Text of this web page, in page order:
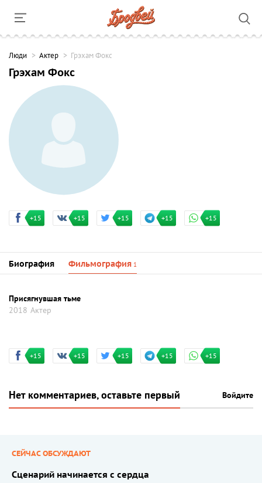
Люди Актер Грэхам Фокс
Грэхам Фокс
+15 +15 +15 +15 +15
Биография Фильмография 1
Присягнувшая тьме
2018 Актер
+15 +15 +15 +15 +15
Нет комментариев, оставьте первый Войдите
СЕЙЧАС ОБСУЖДАЮТ
Сценарий начинается с сердца